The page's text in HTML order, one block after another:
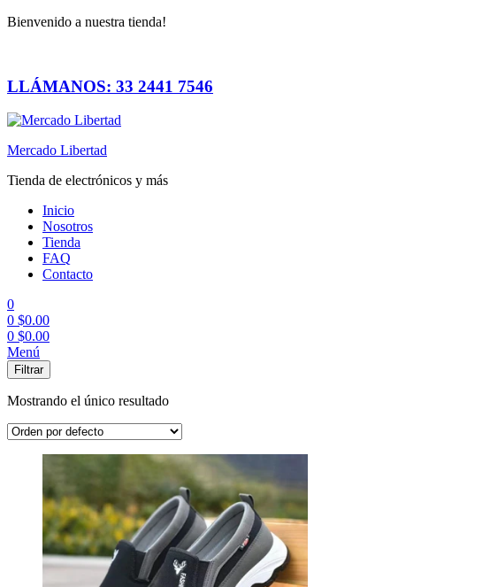
Bienvenido a nuestra tienda!
LLÁMANOS: 33 2441 7546
Mercado Libertad
Tienda de electrónicos y más
Inicio
Nosotros
Tienda
FAQ
Contacto
0
0 $0.00
0 $0.00
Menú
Filtrar
Mostrando el único resultado